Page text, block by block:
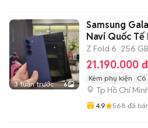
3 tuần trước 6
Samsung
Navi Quốc Tế
Z Fold 6 256 GB
21.190.000 đ
Kèm phụ kiện
Tp Hồ Chí
4.9 568 đã